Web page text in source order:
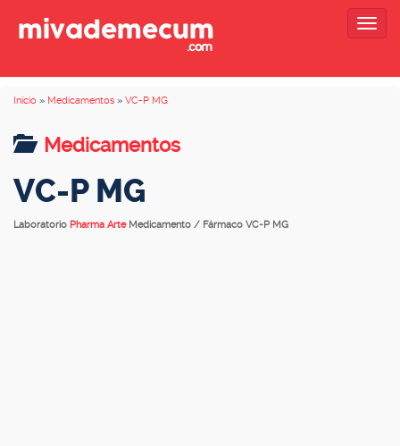
Inicio » Medicamentos » VC-P MG
Medicamentos
VC-P MG
Laboratorio Pharma Arte Medicamento / Fármaco VC-P MG